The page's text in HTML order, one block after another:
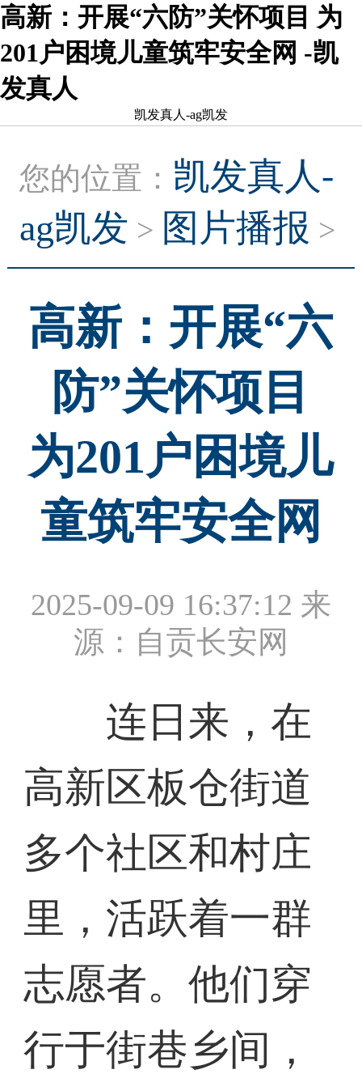
高新：开展“六防”关怀项目 为
201户困境儿童筑牢安全网 -凯
发真人
凯发真人-ag凯发
您的位置： 凯发真人-
ag凯发 > 图片播报 >
高新：开展“六
防”关怀项目
为201户困境儿
童筑牢安全网
2025-09-09 16:37:12 来
源：自贡长安网
连日来，在
高新区板仓街道
多个社区和村庄
里，活跃着一群
志愿者。他们穿
行于街巷乡间，